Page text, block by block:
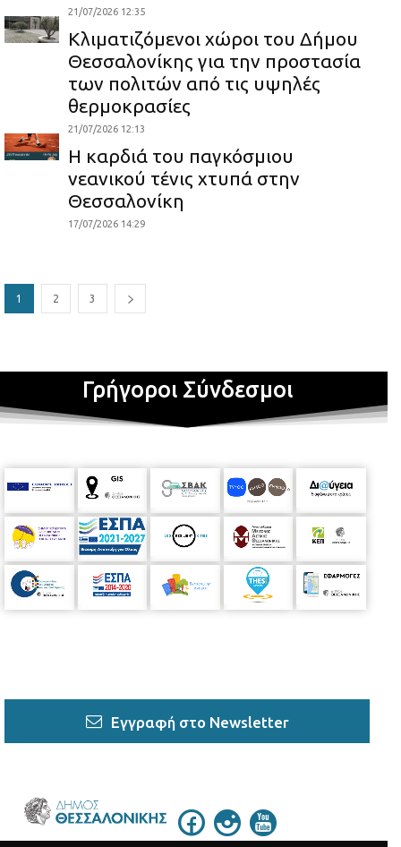
21/07/2026 12:35
Κλιματιζόμενοι χώροι του Δήμου
Θεσσαλονίκης για την προστασία
των πολιτών από τις υψηλές
θερμοκρασίες
21/07/2026 12:13
Η καρδιά του παγκόσμιου
νεανικού τένις χτυπά στην
Θεσσαλονίκη
17/07/2026 14:29
1 2 3
Γρήγοροι Σύνδεσμοι
Εγγραφή στο Newsletter